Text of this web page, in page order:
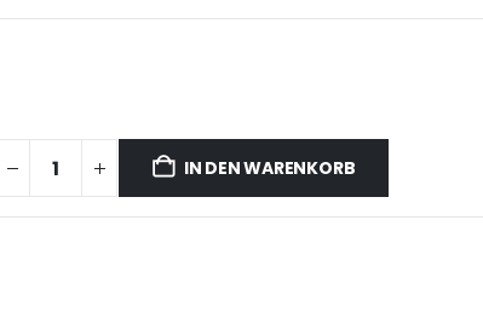
IN DEN WARENKORB